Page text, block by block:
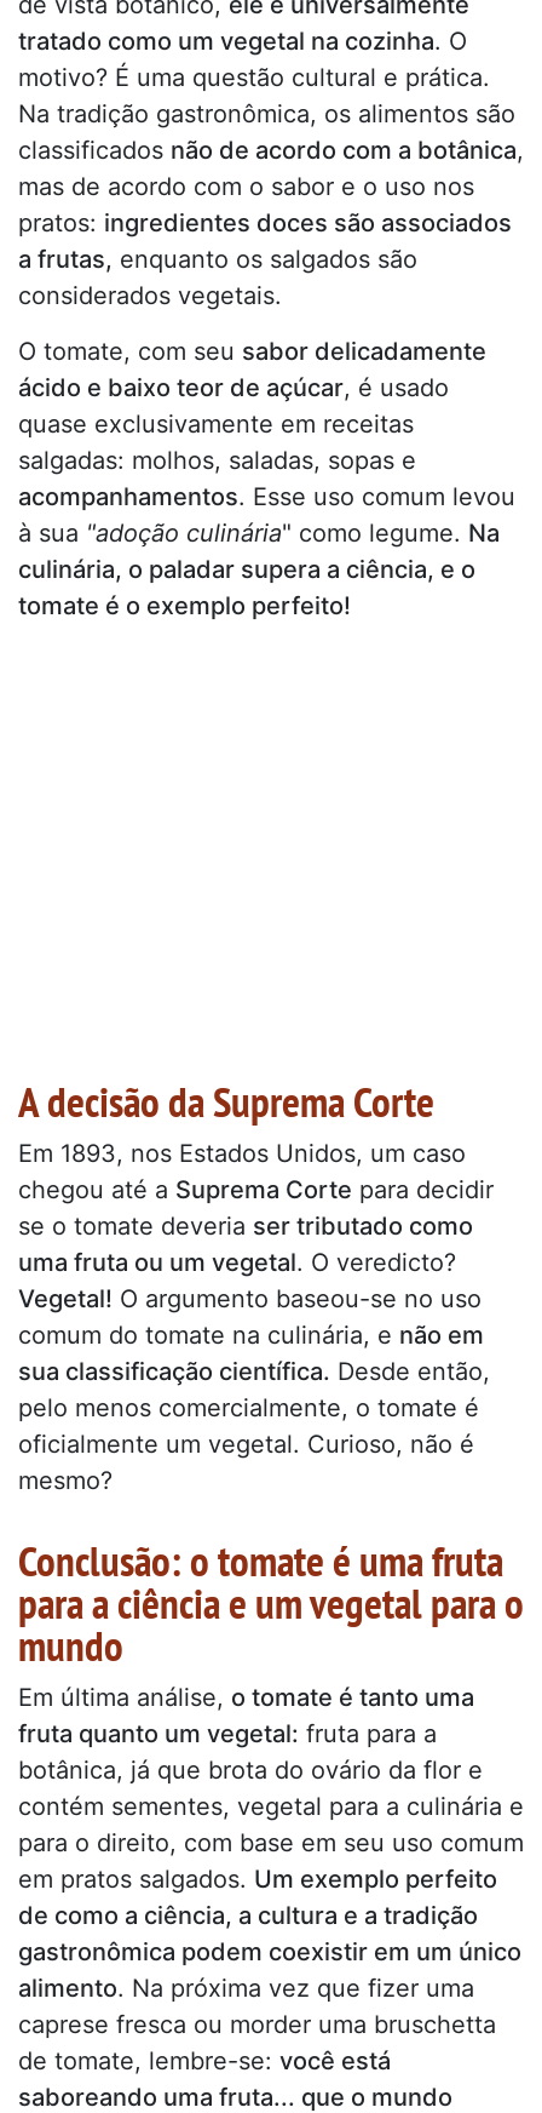
tratado como um vegetal na cozinha. O
motivo? É uma questão cultural e prática.
Na tradição gastronômica, os alimentos são
classificados não de acordo com a botânica,
mas de acordo com o sabor e o uso nos
pratos: ingredientes doces são associados
a frutas, enquanto os salgados são
considerados vegetais.
O tomate, com seu sabor delicadamente
ácido e baixo teor de açúcar, é usado
quase exclusivamente em receitas
salgadas: molhos, saladas, sopas e
acompanhamentos. Esse uso comum levou
à sua "adoção culinária" como legume. Na
culinária, o paladar supera a ciência, e o
tomate é o exemplo perfeito!
A decisão da Suprema Corte
Em 1893, nos Estados Unidos, um caso
chegou até a Suprema Corte para decidir
se o tomate deveria ser tributado como
uma fruta ou um vegetal. O veredicto?
Vegetal! O argumento baseou-se no uso
comum do tomate na culinária, e não em
sua classificação científica. Desde então,
pelo menos comercialmente, o tomate é
oficialmente um vegetal. Curioso, não é
mesmo?
Conclusão: o tomate é uma fruta
para a ciência e um vegetal para o
mundo
Em última análise, o tomate é tanto uma
fruta quanto um vegetal: fruta para a
botânica, já que brota do ovário da flor e
contém sementes, vegetal para a culinária e
para o direito, com base em seu uso comum
em pratos salgados. Um exemplo perfeito
de como a ciência, a cultura e a tradição
gastronômica podem coexistir em um único
alimento. Na próxima vez que fizer uma
caprese fresca ou morder uma bruschetta
de tomate, lembre-se: você está
saboreando uma fruta... que o mundo